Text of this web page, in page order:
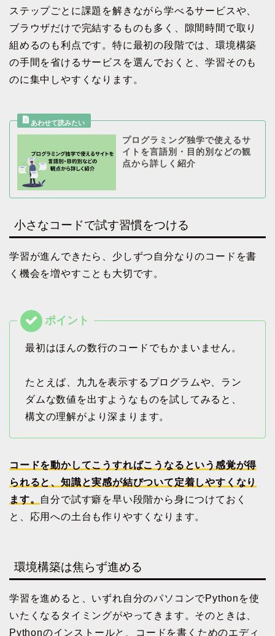
ステップごとに課題を解きながら学べるサービスや、
ブラウザだけで完結するものも多く、隙間時間で取り
組めるのも利点です。特に最初の段階では、環境構築
の手間を省けるサービスを選んでおくと、学習そのも
のに集中しやすくなります。
プログラミング独学で使えるサ
イトを言語別・目的別などの観
点から詳しく紹介
小さなコードで試す習慣をつける
学習が進んできたら、少しずつ自分なりのコードを書
く機会を増やすことも大切です。
最初はほんの数行のコードでもかまいません。
たとえば、九九を表示するプログラムや、ラン
ダムな数値を出すようなものを試してみると、
構文の理解がより深まります。
コードを動かしてこうすればこうなるという感覚が得
られると、知識と実感が結びついて定着しやすくなり
ます。 自分で試す癖を早い段階から身につけておく
と、応用への土台も作りやすくなります。
環境構築は焦らず進める
学習を進めると、いずれ自分のパソコンでPythonを使
いたくなるタイミングがやってきます。そのときは、
Pythonのインストールと、コードを書くためのエディ